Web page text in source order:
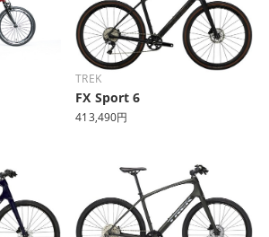
TREK
FX Sport 6
413,490円